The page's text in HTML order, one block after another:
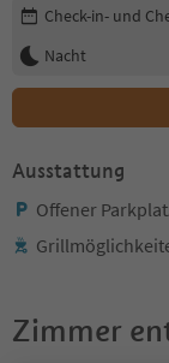
Buchungsdetails
Check-in- und
Nacht
Ausstattung
Offener
Zimmer